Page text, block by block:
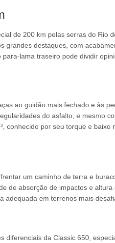
de 200 km pelas serras do Rio
grandes destaques, com
lama traseiro pode dividir
ao guidão mais fechado e às
do asfalto, e mesmo
conhecido por seu torque e baixo
um caminho de terra e
de absorção de impactos e
adequada em terrenos mais
diferenciais da Classic 650,